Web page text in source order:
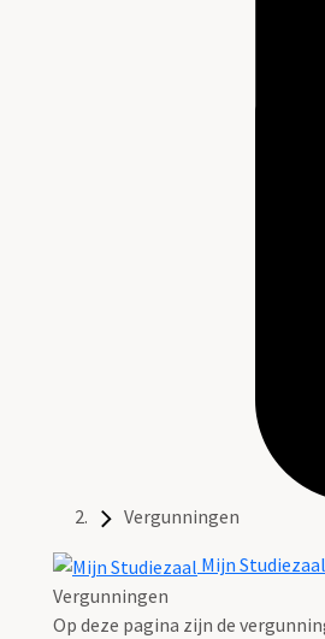
Vergunningen
Mijn
Vergunningen
Op deze pagina zijn de